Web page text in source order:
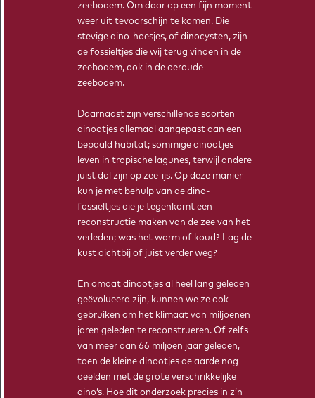
zeebodem. Om daar op een fijn moment
weer uit tevoorschijn te komen. Die
stevige dino-hoesjes, of dinocysten, zijn
de fossieltjes die wij terug vinden in de
zeebodem, ook in de oeroude
zeebodem.
Daarnaast zijn verschillende soorten
dinootjes allemaal aangepast aan een
bepaald habitat; sommige dinootjes
leven in tropische lagunes, terwijl andere
juist dol zijn op zee-ijs. Op deze manier
kun je met behulp van de dino-
fossieltjes die je tegenkomt een
reconstructie maken van de zee van het
verleden; was het warm of koud? Lag de
kust dichtbij of juist verder weg?
En omdat dinootjes al heel lang geleden
geëvolueerd zijn, kunnen we ze ook
gebruiken om het klimaat van miljoenen
jaren geleden te reconstrueren. Of zelfs
van meer dan 66 miljoen jaar geleden,
toen de kleine dinootjes de aarde nog
deelden met de grote verschrikkelijke
dino’s. Hoe dit onderzoek precies in z’n